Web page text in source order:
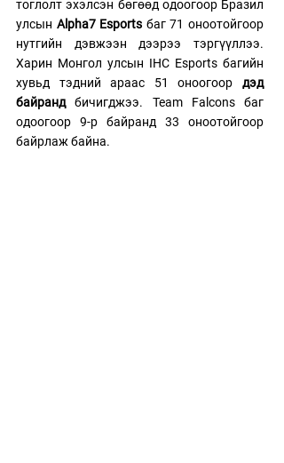
тоглолт эхэлсэн бөгөөд одоогоор Бразил
улсын Alpha7 Esports баг 71 оноотойгоор
нутгийн дэвжээн дээрээ тэргүүллээ.
Харин Монгол улсын IHC Esports багийн
хувьд тэдний араас 51 оноогоор дэд
байранд бичигджээ. Team Falcons баг
одоогоор 9-р байранд 33 оноотойгоор
байрлаж байна.